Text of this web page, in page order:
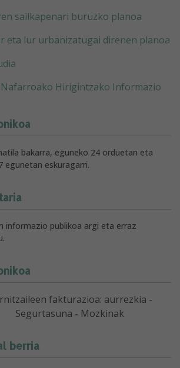
sailkapenari buruzko planoa
eta lur urbanizatugai direnen planoa
Nafarroako Hirigintzako Informazio
bakarra, eguneko 24 orduetan eta
egunetan eskuragarri.
informazio publikoa argi eta erraz
fakturazioa: aurrezkia -
Segurtasuna - Mozkinak
berria